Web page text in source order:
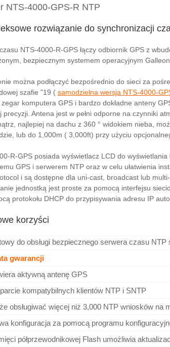
NTS-4000-GPS-R NTP
rozwiązanie do synchronizacji
NTS-4000-R-GPS łączy odbiornik GPS z
bezpiecznym systemem operacyjnym
można podłączyć bezpośrednio do sieci za
szafie "19 ( samodzielna wersja NTS-4000-
komputera GPS i bardzo dokładne anteny
precyzji. Antena jest w pełni odporne na czynniki
najlepiej na dachu z 360 ° widokiem nieba,
lub do 1,000m ( 3,000ft) przy użyciu
R-GPS posiada wyświetlacz LCD do
GPS i serwerem NTP oraz w celu ułatwienia
i są dostępne dla uni-cast, broadcast lub
jednostką jest proste za pomocą interfejsu
protokołu DHCP do przypisywania adresu IP
korzyści
do obsługi bezpiecznego serwera czasu NTP
gwarancji
aktywną antenę GPS
kompatybilnych klientów NTP i SNTP
obsługiwać więcej niż 3,000 NTP wniosków na
konfiguracja za pomocą programu
półprzewodnikowej Flash umożliwia